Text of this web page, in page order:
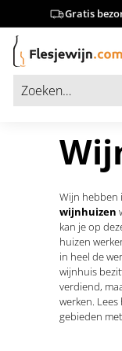
content
Gratis
F
l
e
s
Wijn hebben
wijnhuizen
kan je op
huizen
in heel de
wijnhuis
verdiend,
werken.
gebieden